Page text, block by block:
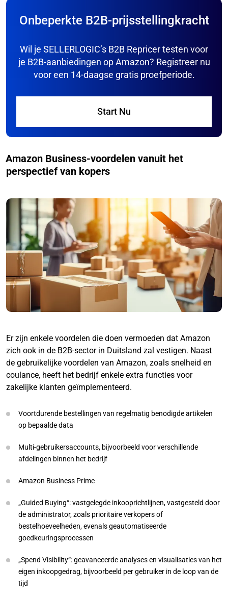
Onbeperkte B2B-prijsstellingkracht
Wil je SELLERLOGIC’s B2B Repricer testen voor
je B2B-aanbiedingen op Amazon? Registreer nu
voor een 14-daagse gratis proefperiode.
Start Nu
Amazon Business-voordelen vanuit het
perspectief van kopers
Er zijn enkele voordelen die doen vermoeden dat Amazon
zich ook in de B2B-sector in Duitsland zal vestigen. Naast
de gebruikelijke voordelen van Amazon, zoals snelheid en
coulance, heeft het bedrijf enkele extra functies voor
zakelijke klanten geïmplementeerd.
Voortdurende bestellingen van regelmatig benodigde artikelen
op bepaalde data
Multi-gebruikersaccounts, bijvoorbeeld voor verschillende
afdelingen binnen het bedrijf
Amazon Business Prime
„Guided Buying“: vastgelegde inkooprichtlijnen, vastgesteld door
de administrator, zoals prioritaire verkopers of
bestelhoeveelheden, evenals geautomatiseerde
goedkeuringsprocessen
„Spend Visibility“: geavanceerde analyses en visualisaties van het
eigen inkoopgedrag, bijvoorbeeld per gebruiker in de loop van de
tijd